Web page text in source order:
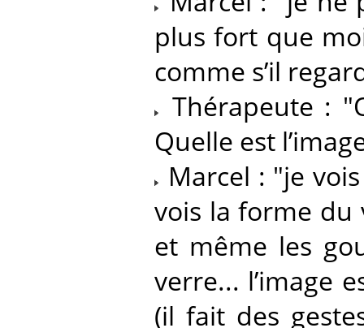
plus fort que
comme s’il
Thérapeute :
Quelle est
Marcel : "je
vois la forme du
et même les
verre... l’image
(il fait des